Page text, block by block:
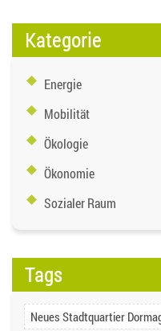
Kategorie
Energie
Mobilität
Ökologie
Ökonomie
Sozialer Raum
Tags
Neues Stadtquartier